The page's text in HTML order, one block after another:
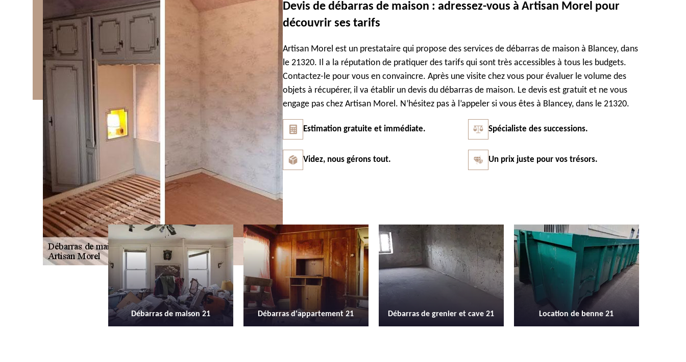
Devis de débarras de maison : adressez-vous à Artisan Morel pour
découvrir ses tarifs
Artisan Morel est un prestataire qui propose des services de débarras de maison à Blancey, dans
le 21320. Il a la réputation de pratiquer des tarifs qui sont très accessibles à tous les budgets.
Contactez-le pour vous en convaincre. Après une visite chez vous pour évaluer le volume des
objets à récupérer, il va établir un devis du débarras de maison. Le devis est gratuit et ne vous
engage pas chez Artisan Morel. N’hésitez pas à l’appeler si vous êtes à Blancey, dans le 21320.
Estimation gratuite et immédiate. Spécialiste des successions.
Videz, nous gérons tout. Un prix juste pour vos trésors.
Débarras d'appartement 21 Débarras de grenier et cave 21 Location de benne 21
Vidage et débarras entreprise et
locaux industriel 21